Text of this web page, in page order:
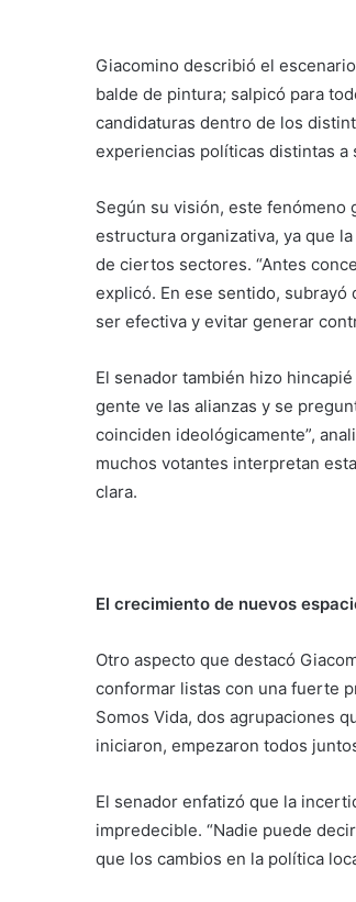
Giacomino describió el
balde de pintura; salpicó para
candidaturas dentro de los
experiencias políticas distintas
Según su visión, este fenómeno
estructura organizativa, ya que
de ciertos sectores. “Antes
explicó. En ese sentido, subrayó
ser efectiva y evitar generar
El senador también hizo
gente ve las alianzas y se
coinciden ideológicamente”,
muchos votantes interpretan
clara.
El crecimiento de nuevos
Otro aspecto que destacó
conformar listas con una fuerte
Somos Vida, dos agrupaciones
iniciaron, empezaron todos
El senador enfatizó que la
impredecible. “Nadie puede
que los cambios en la política